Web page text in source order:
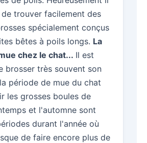
trouver facilement des
spécialement conçus
bêtes à poils longs. La
chez le chat... Il est
brosser très souvent son
période de mue du chat
les grosses boules de
et l'automne sont
durant l'année où
de faire encore plus de